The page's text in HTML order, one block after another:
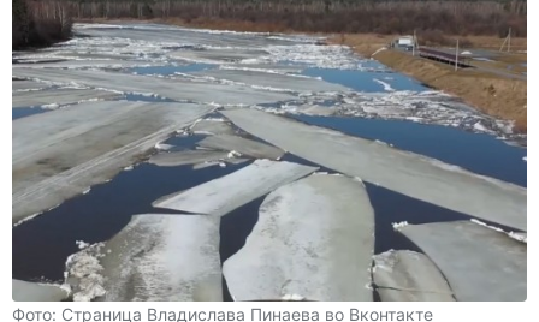
Фото: Страница Владислава Пинаева во Вконтакте